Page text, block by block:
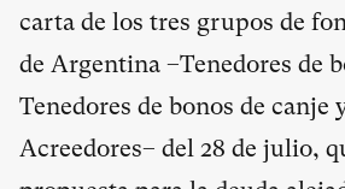
carta de los tres grupos de
de Argentina –Tenedores de
Tenedores de bonos de canje
Acreedores– del 28 de julio,